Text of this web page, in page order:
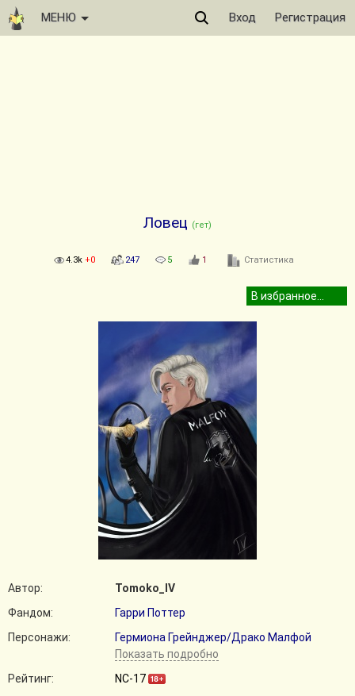
МЕНЮ Вход Регистрация
Ловец (гет)
4.3k +0 247 5 1 Статистика
Автор:
Tomoko_IV
Фандом:
Гарри Поттер
Персонажи:
Гермиона Грейнджер/Драко Малфой
Показать подробно
Рейтинг:
NC-17